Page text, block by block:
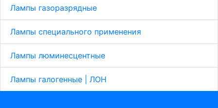
Лампы газоразрядные
Лампы специального применения
Лампы люминесцентные
Лампы галогенные | ЛОН